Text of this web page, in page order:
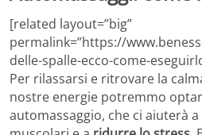
[related layout=”big”
permalink=”https://
delle-spalle-ecco-come-
Per rilassarsi e ritrovare la
nostre energie potremmo
automassaggio, che ci aiuterà